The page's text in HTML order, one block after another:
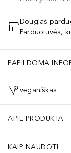
Douglas
Parduotuvės,
PAPILDOMA
veganiškas
APIE PRODUKTĄ
KAIP NAUDOTI